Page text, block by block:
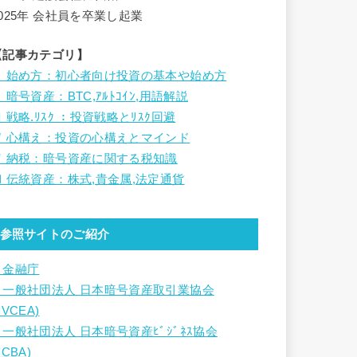
年 会社員を卒業し起業
記事カテゴリ】
始め方：初心者向け投資の基本や始め方
暗号資産：BTC,ｱﾙﾄｺｲﾝ,用語解説
戦略.ﾘｽｸ ：投資戦略とﾘｽｸ回避
心構え：投資の心構えとマインド
納税：暗号資産に関する税知識
伝統資産：株式,貴金属,法定通貨
参照サイトのご紹介
金融庁
一般社団法人 日本暗号資産取引業協会
一般社団法人 日本暗号資産ﾋﾞｼﾞﾈｽ協会